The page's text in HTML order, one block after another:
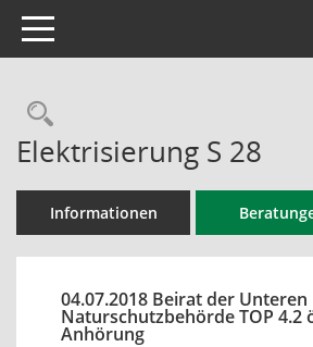
Toggle navigation
Rechercheauswahl
Elektrisierung S 28
Informationen
04.07.2018 Beirat der Unteren
Naturschutzbehörde TOP 4.2
Anhörung